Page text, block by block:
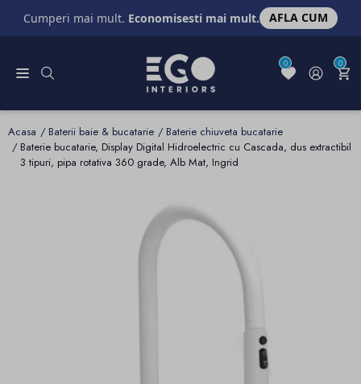
Cumperi mai mult. Economisesti mai mult. AFLA CUM
0 0
Acasa Baterii baie & bucatarie
Baterie chiuveta bucatarie
Baterie bucatarie, Display Digital Hidroelectric cu Cascada, dus extractibil
3 tipuri, pipa rotativa 360 grade, Alb Mat, Ingrid